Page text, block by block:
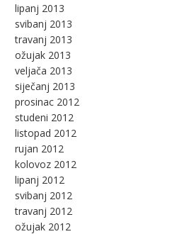
lipanj 2013
svibanj 2013
travanj 2013
ožujak 2013
veljača 2013
siječanj 2013
prosinac 2012
studeni 2012
listopad 2012
rujan 2012
kolovoz 2012
lipanj 2012
svibanj 2012
travanj 2012
ožujak 2012